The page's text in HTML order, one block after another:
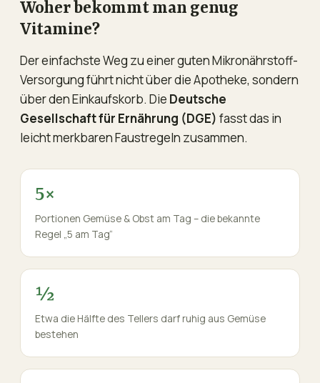
Woher bekommt man genug
Vitamine?
Der einfachste Weg zu einer guten Mikronährstoff-
Versorgung führt nicht über die Apotheke, sondern
über den Einkaufskorb. Die Deutsche
Gesellschaft für Ernährung (DGE) fasst das in
leicht merkbaren Faustregeln zusammen.
5×
Portionen Gemüse & Obst am Tag – die bekannte
Regel „5 am Tag“
½
Etwa die Hälfte des Tellers darf ruhig aus Gemüse
bestehen